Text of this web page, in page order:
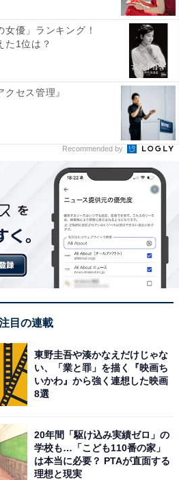
結果と投票理由を見る
座です。
優」ランキング！
た1位は？
セス管理』
Recommended by
目の連載
東野圭吾や湊かなえだけじゃな
い、「業と罪」を描く『映画ち
いかわ』から強く連想した映画
8選
20年間「駆け込み実績ゼロ」の
学校も…「こども110番の家」
は本当に必要？ PTAが直面する
理想と現実